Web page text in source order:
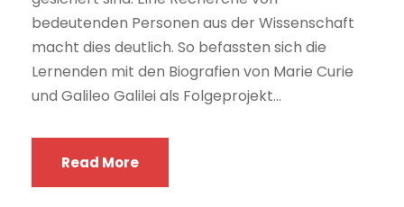
bedeutenden Personen aus der Wissenschaft
macht dies deutlich. So befassten sich die
Lernenden mit den Biografien von Marie Curie
und Galileo Galilei als Folgeprojekt...
Read More